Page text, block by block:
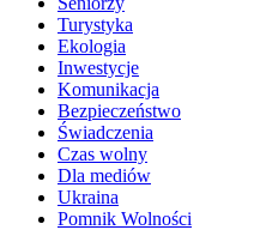
Turystyka
Ekologia
Inwestycje
Komunikacja
Bezpieczeństwo
Świadczenia
Czas wolny
Dla mediów
Ukraina
Pomnik Wolności